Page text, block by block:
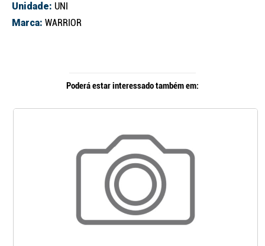
Unidade: UNI
Marca: WARRIOR
Poderá estar interessado também em:
Continuar a comprar
Ir para o carrinho